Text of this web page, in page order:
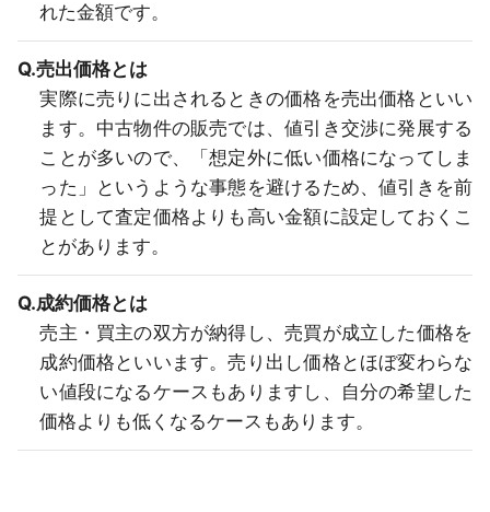
れた金額です。
Q.売出価格とは
実際に売りに出されるときの価格を売出価格といい
ます。中古物件の販売では、値引き交渉に発展する
ことが多いので、「想定外に低い価格になってしま
った」というような事態を避けるため、値引きを前
提として査定価格よりも高い金額に設定しておくこ
とがあります。
Q.成約価格とは
売主・買主の双方が納得し、売買が成立した価格を
成約価格といいます。売り出し価格とほぼ変わらな
い値段になるケースもありますし、自分の希望した
価格よりも低くなるケースもあります。